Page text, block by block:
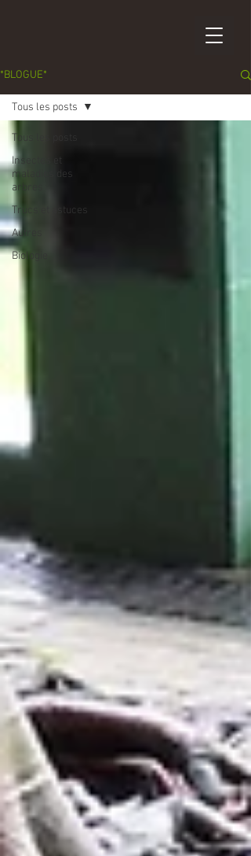
*BLOGUE*
Tous les posts
Insectes et
maladies des
arbres
Trucs et astuces
Autres
Biologie
Tous les posts